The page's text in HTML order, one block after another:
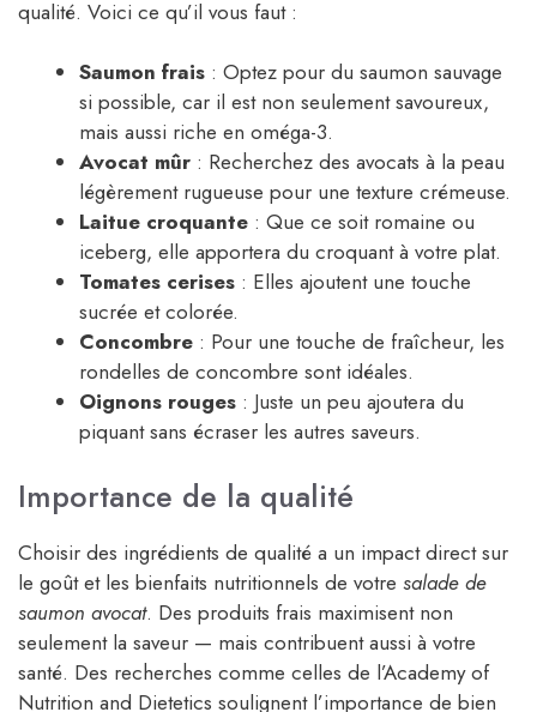
qualité. Voici ce qu’il vous faut :
Saumon frais : Optez pour du saumon sauvage
si possible, car il est non seulement savoureux,
mais aussi riche en oméga-3.
Avocat mûr : Recherchez des avocats à la peau
légèrement rugueuse pour une texture crémeuse.
Laitue croquante : Que ce soit romaine ou
iceberg, elle apportera du croquant à votre plat.
Tomates cerises : Elles ajoutent une touche
sucrée et colorée.
Concombre : Pour une touche de fraîcheur, les
rondelles de concombre sont idéales.
Oignons rouges : Juste un peu ajoutera du
piquant sans écraser les autres saveurs.
Importance de la qualité
Choisir des ingrédients de qualité a un impact direct sur
le goût et les bienfaits nutritionnels de votre salade de
saumon avocat. Des produits frais maximisent non
seulement la saveur — mais contribuent aussi à votre
santé. Des recherches comme celles de l’Academy of
Nutrition and Dietetics soulignent l’importance de bien